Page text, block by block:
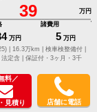
39
万円
万円
諸費用
5 万円
2013(H25) |
16.3万km |
検車検整備付 |
法定含 | 保証付・3ヶ月・3千
料／
見積り 店舗に電話